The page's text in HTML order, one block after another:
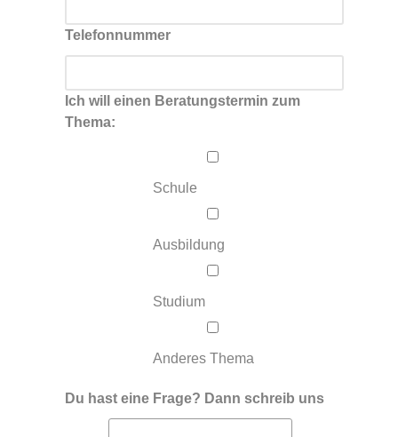
Telefonnummer
Ich will einen Beratungstermin zum
Thema:
Schule
Ausbildung
Studium
Anderes Thema
Du hast eine Frage? Dann schreib uns